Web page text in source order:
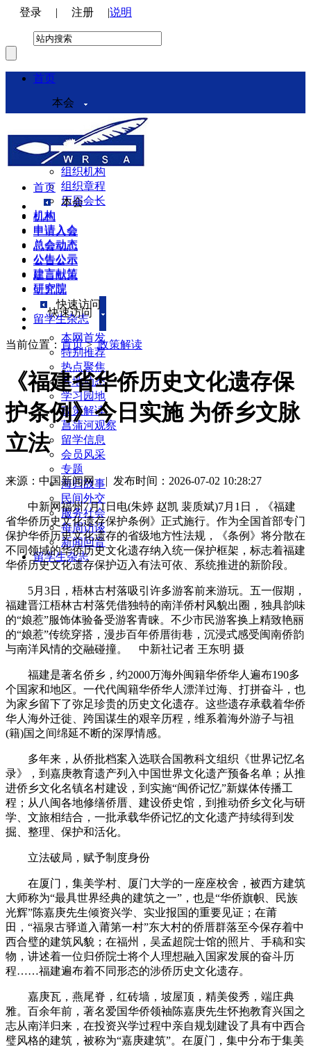
登录 | 注册 |说明
首页
本会
本会介绍
领导机构
理事会
组织机构
组织章程
历届会长
机构
申请入会
总会动态
公告公示
建言献策
研究院
快速访问
本网首发
特别推荐
热点聚焦
各地动态
学习园地
政策解读
菖蒲河观察
留学信息
会员风采
专题
海归故事
民间外交
服务社会
每周访谈
新闻回音
留学生杂志
首页
本会
机构
申请入会
总会动态
公告公示
建言献策
研究院
快速访问
留学生杂志
当前位置： 首页>政策解读
《福建省华侨历史文化遗存保
护条例》今日实施 为侨乡文脉
立法
来源：中国新闻网 | 发布时间：2026-07-02 10:28:27
中新网福州7月1日电(朱婷 赵凯 裴质斌)7月1日，《福建
省华侨历史文化遗存保护条例》正式施行。作为全国首部专门
保护华侨历史文化遗存的省级地方性法规，《条例》将分散在
不同领域的华侨历史文化遗存纳入统一保护框架，标志着福建
华侨历史文化遗存保护迈入有法可依、系统推进的新阶段。
5月3日，梧林古村落吸引许多游客前来游玩。五一假期，
福建晋江梧林古村落凭借独特的南洋侨村风貌出圈，独具韵味
的“娘惹”服饰体验备受游客青睐。不少市民游客换上精致艳丽
的“娘惹”传统穿搭，漫步百年侨厝街巷，沉浸式感受闽南侨韵
与南洋风情的交融碰撞。 中新社记者 王东明 摄
福建是著名侨乡，约2000万海外闽籍华侨华人遍布190多
个国家和地区。一代代闽籍华侨华人漂洋过海、打拼奋斗，也
为家乡留下了弥足珍贵的历史文化遗存。这些遗存承载着华侨
华人海外迁徙、跨国谋生的艰辛历程，维系着海外游子与祖
(籍)国之间绵延不断的深厚情感。
多年来，从侨批档案入选联合国教科文组织《世界记忆名
录》，到嘉庚教育遗产列入中国世界文化遗产预备名单；从推
进侨乡文化名镇名村建设，到实施“闽侨记忆”新媒体传播工
程；从八闽各地修缮侨厝、建设侨史馆，到推动侨乡文化与研
学、文旅相结合，一批承载华侨记忆的文化遗产持续得到发
掘、整理、保护和活化。
立法破局，赋予制度身份
在厦门，集美学村、厦门大学的一座座校舍，被西方建筑
大师称为“最具世界经典的建筑之一”，也是“华侨旗帜、民族
光辉”陈嘉庚先生倾资兴学、实业报国的重要见证；在莆
田，“福泉古驿道入莆第一村”东大村的侨厝群落至今保存着中
西合璧的建筑风貌；在福州，吴孟超院士馆的照片、手稿和实
物，讲述着一位归侨院士将个人理想融入国家发展的奋斗历
程……福建遍布着不同形态的涉侨历史文化遗存。
嘉庚瓦，燕尾脊，红砖墙，坡屋顶，精美俊秀，端庄典
雅。百余年前，著名爱国华侨领袖陈嘉庚先生怀抱教育兴国之
志从南洋归来，在投资兴学过程中亲自规划建设了具有中西合
璧风格的建筑，被称为“嘉庚建筑”。在厦门，集中分布于集美